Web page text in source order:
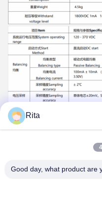
256V hoogspanning BMS
Rita
Good day, what product are